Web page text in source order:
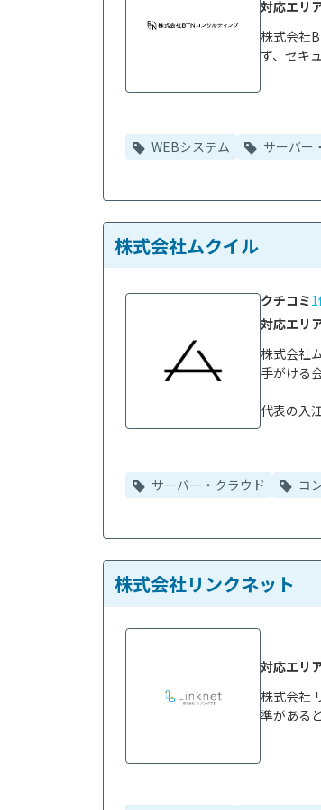
株式会社
ず、セキ
対応エリ
WEBシステム サーバー
株式会社ムクイル
株式会社
手がける
代表の入
クチコミ
対応エリ
サーバー・クラウド コ
株式会社リンクネット
株式会社
準がある
対応エリ